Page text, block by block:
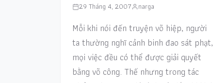
29 Tháng 4, 2007 narga
Mỗi khi nói đến truyện võ hiệp, người
ta thường nghĩ cảnh binh đao sát phạt,
mọi việc đều có thể được giải quyết
bằng võ công. Thế nhưng trong tác